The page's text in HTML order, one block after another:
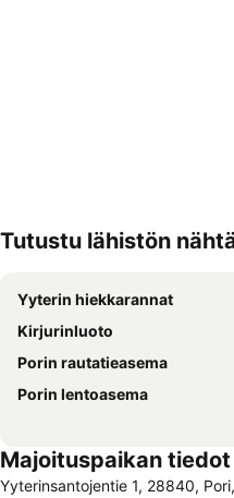
Tutustu lähistön
Yyterin hiekkarannat
Kirjurinluoto
Porin rautatieasema
Porin lentoasema
Majoituspaikan tiedot
Yyterinsantojentie 1, 28840,